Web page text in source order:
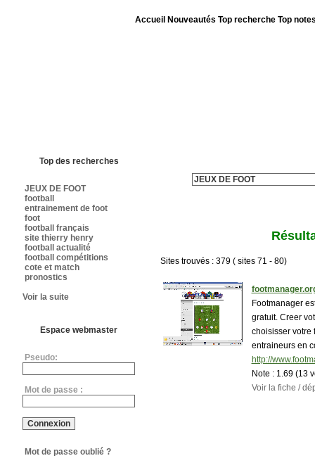
Accueil Nouveautés Top recherche Top
Top des recherches
JEUX DE FOOT
football
entrainement de foot
foot
football français
site thierry henry
football actualité
football compétitions
cote et match
pronostics
Voir la suite
Espace webmaster
Pseudo:
Mot de passe :
Mot de passe oublié ?
Sites trouvés : 379 ( sites 71 - 80)
Footmanager
gratuit. Creer
choisisser votre
entraineurs en
http://
Note : 1.69 (13
Voir la fiche /